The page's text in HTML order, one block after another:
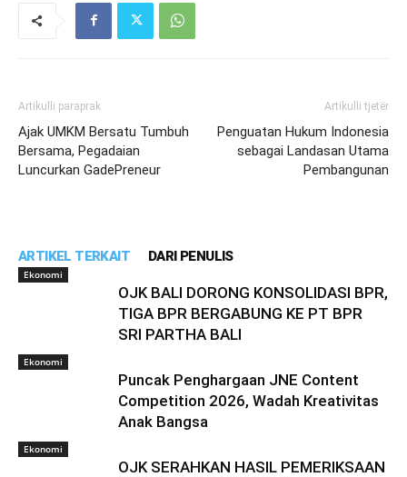
Artikulli paraprak
Ajak UMKM Bersatu Tumbuh
Bersama, Pegadaian
Luncurkan GadePreneur
Artikulli tjetër
Penguatan Hukum Indonesia
sebagai Landasan Utama
Pembangunan
ARTIKEL TERKAIT DARI PENULIS
Ekonomi
OJK BALI DORONG KONSOLIDASI BPR,
TIGA BPR BERGABUNG KE PT BPR
SRI PARTHA BALI
Ekonomi
Puncak Penghargaan JNE Content
Competition 2026, Wadah Kreativitas
Anak Bangsa
Ekonomi
OJK SERAHKAN HASIL PEMERIKSAAN